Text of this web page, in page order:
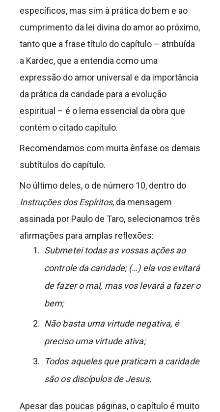
específicos, mas sim à prática do bem e ao
cumprimento da lei divina do amor ao próximo,
tanto que a frase título do capítulo – atribuída
a Kardec, que a entendia como uma
expressão do amor universal e da importância
da prática da caridade para a evolução
espiritual – é o lema essencial da obra que
contém o citado capítulo.
Recomendamos com muita ênfase os demais
subtítulos do capítulo.
No último deles, o de número 10, dentro do
Instruções dos Espíritos, da mensagem
assinada por Paulo de Taro, selecionamos três
afirmações para amplas reflexões:
Submetei todas as vossas ações ao
controle da caridade; (…) ela vos evitará
de fazer o mal, mas vos levará a fazer o
bem;
Não basta uma virtude negativa, é
preciso uma virtude ativa;
Todos aqueles que praticam a caridade
são os discípulos de Jesus.
Apesar das poucas páginas, o capítulo é muito